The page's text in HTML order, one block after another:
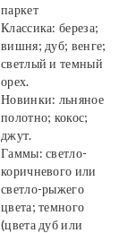
паркет
Классика: береза;
вишня; дуб; венге;
светлый и темный
орех.
Новинки: льняное
полотно; кокос;
джут.
Гаммы: светло-
коричневого или
светло-рыжего
цвета; темного
(цвета дуб или